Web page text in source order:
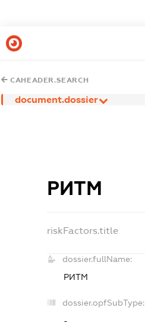
CAHEADER.SEARCH
document.dossier
РИТМ
riskFactors.title
dossier.fullName:
РИТМ
dossier.opfSubType:
-